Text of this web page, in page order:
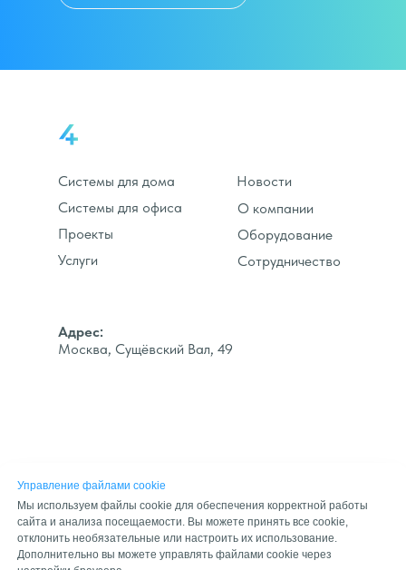
Управление файлами cookie
Мы используем файлы cookie для обеспечения корректной работы
сайта и анализа посещаемости. Вы можете принять все cookie,
отклонить необязательные или настроить их использование.
Дополнительно вы можете управлять файлами cookie через
Сотрудничество
Оборудование
О компании
Новости
Услуги
Проекты
Системы для офиса
Системы для дома
Адрес:
Москва, Сущёвский Вал, 49
+7 (495) 604 19 63
info@smart4smart.ru